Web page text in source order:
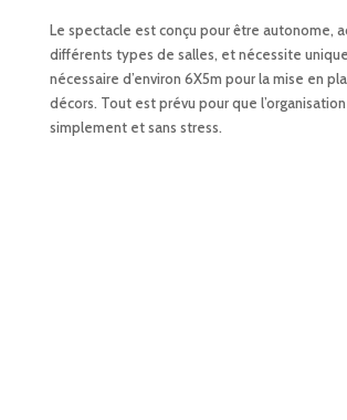
Le spectacle est conçu pour être autonome,
différents types de salles, et nécessite
nécessaire d’environ 6X5m pour la mise en
décors. Tout est prévu pour que
simplement et sans stress.